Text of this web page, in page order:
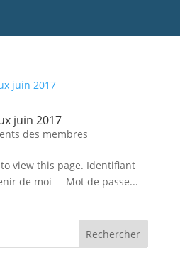
juin 2017
des membres
view this page. Identifiant
de moi Mot de passe...
Rechercher